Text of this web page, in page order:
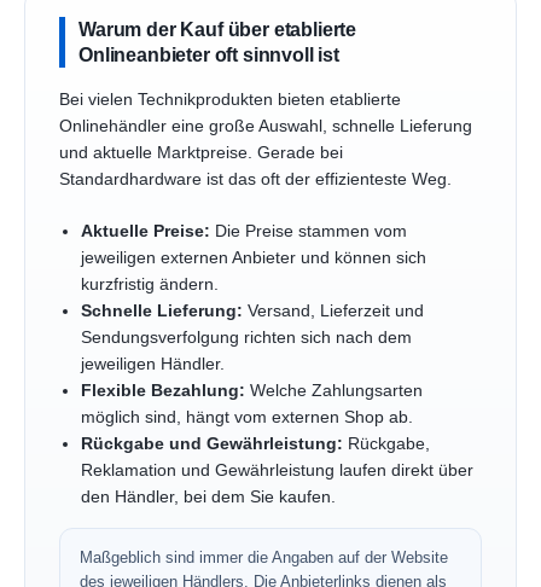
Warum der Kauf über etablierte
Onlineanbieter oft sinnvoll ist
Bei vielen Technikprodukten bieten etablierte
Onlinehändler eine große Auswahl, schnelle Lieferung
und aktuelle Marktpreise. Gerade bei
Standardhardware ist das oft der effizienteste Weg.
Aktuelle Preise: Die Preise stammen vom
jeweiligen externen Anbieter und können sich
kurzfristig ändern.
Schnelle Lieferung: Versand, Lieferzeit und
Sendungsverfolgung richten sich nach dem
jeweiligen Händler.
Flexible Bezahlung: Welche Zahlungsarten
möglich sind, hängt vom externen Shop ab.
Rückgabe und Gewährleistung: Rückgabe,
Reklamation und Gewährleistung laufen direkt über
den Händler, bei dem Sie kaufen.
Maßgeblich sind immer die Angaben auf der Website
des jeweiligen Händlers. Die Anbieterlinks dienen als